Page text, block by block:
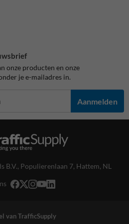
onze producten en onze
je e-mailadres in.
Aanmelden
B.V., Populierenlaan 7, Hattem, NL
van TrafficSupply